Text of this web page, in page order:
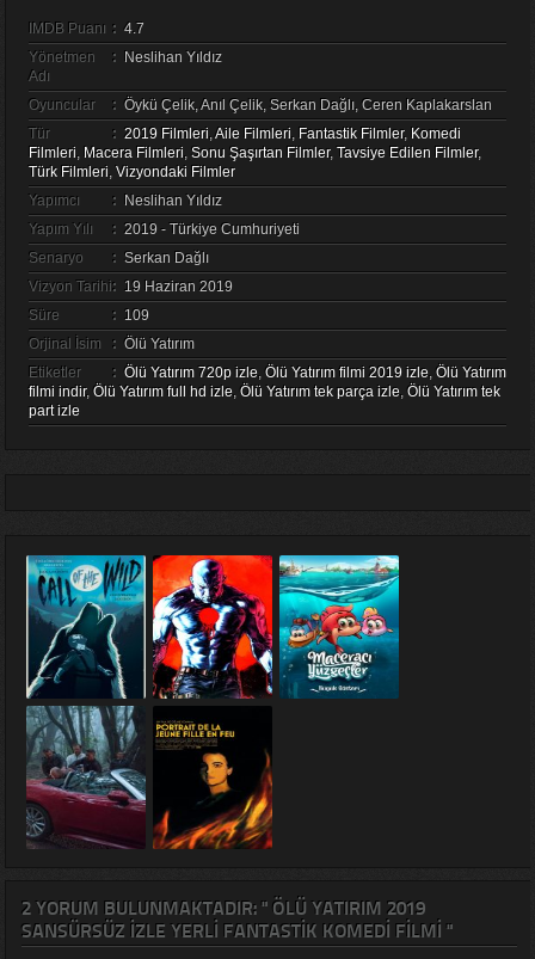
IMDB Puanı : 4.7
Yönetmen
Adı
: Neslihan Yıldız
Oyuncular : Öykü Çelik, Anıl Çelik, Serkan Dağlı, Ceren Kaplakarslan
Tür
: 2019 Filmleri,Aile Filmleri, Fantastik Filmler, Komedi
Filmleri, Macera Filmleri, Sonu Şaşırtan Filmler, Tavsiye Edilen Filmler,
Türk Filmleri, Vizyondaki Filmler
Yapımcı
: Neslihan Yıldız
Yapım Yılı
: 2019 - Türkiye Cumhuriyeti
Senaryo
: Serkan Dağlı
Vizyon Tarihi: 19 Haziran 2019
Süre
: 109
Orjinal İsim
: Ölü Yatırım
Etiketler
: Ölü Yatırım 720p izle, Ölü Yatırım filmi 2019 izle, Ölü Yatırım
filmi indir, Ölü Yatırım full hd izle, Ölü Yatırım tek parça izle, Ölü Yatırım tek
part izle
2 YORUM BULUNMAKTADIR: " ÖLÜ YATIRIM 2019
SANSÜRSÜZ IZLE YERLI FANTASTIK KOMEDI FILMI "